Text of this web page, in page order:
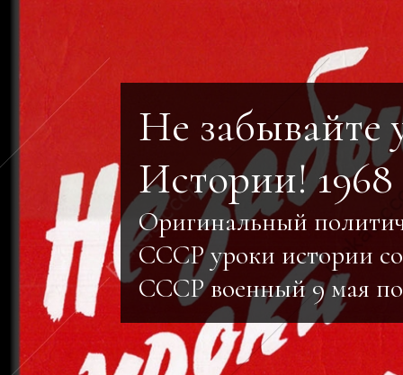
Не забывайте
Истории! 1968
Оригинальный
СССР уроки истории
СССР военный 9 мая